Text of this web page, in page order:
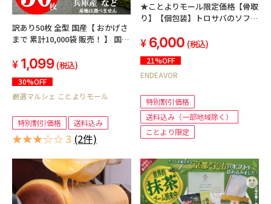
訳あり50枚 全型 国産【 おかげさ
まで 累計10,000袋 販売！ 】 国産
ク付き 賞味期限：出荷日より
180日以上
1,099 (税込)
30%OFF
厳選マルシェ ことよりモール
特別割引価格 送料込み
★★★☆☆ 3 (2件)
★ことよりモール限定価格【骨取
り】【個包装】トロサバのソフト
6,000 (税込)
21%OFF
ENDEAVOR
特別割引価格
送料込み（一部地域除く）
ことより限定